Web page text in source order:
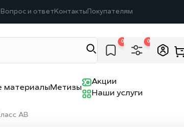
Вопрос и ответ Контакты Покупателям
0 0
материалыМетизы
Акции
Наши услуги
АВ